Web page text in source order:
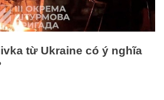
từ Ukraine có ý nghĩa